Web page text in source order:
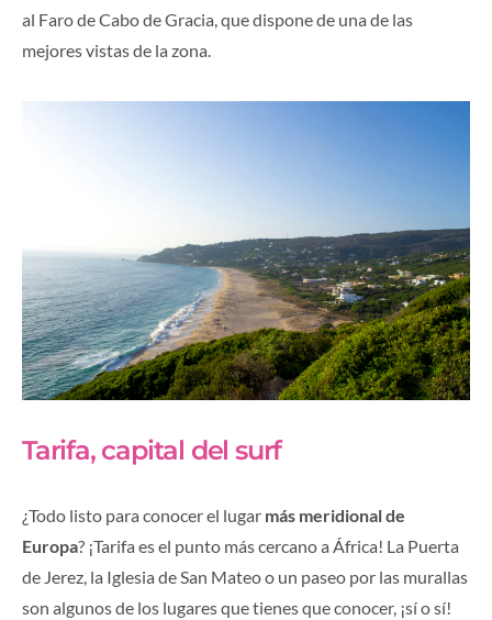
al Faro de Cabo de Gracia, que dispone de una de las
mejores vistas de la zona.
Tarifa, capital del surf
¿Todo listo para conocer el lugar más meridional de
Europa? ¡Tarifa es el punto más cercano a África! La Puerta
de Jerez, la Iglesia de San Mateo o un paseo por las murallas
son algunos de los lugares que tienes que conocer, ¡sí o sí!